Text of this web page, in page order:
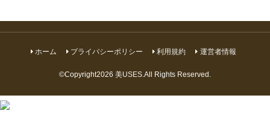
ホーム プライバシーポリシー 利用規約 運営者情報
©Copyright2026 美USES .All Rights Reserved.